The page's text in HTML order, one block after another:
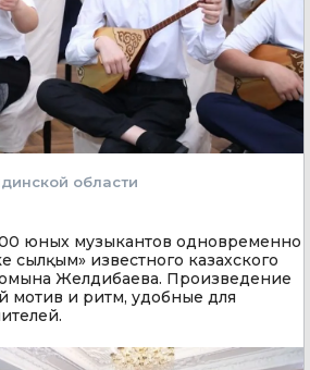
области
юных музыкантов одновременно
сылқым» известного казахского
Желдибаева. Произведение
мотив и ритм, удобные для